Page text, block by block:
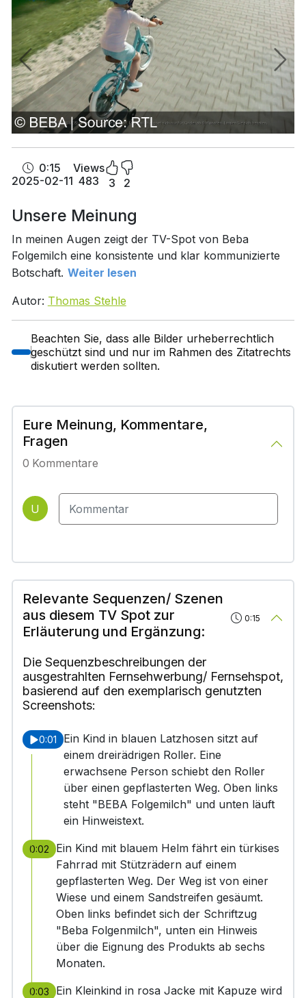
0:15
2025-02-11
Views
483
3 2
Unsere Meinung
In meinen Augen zeigt der TV-Spot von Beba
Folgemilch eine konsistente und klar kommunizierte
Botschaft. Weiter lesen
Autor: Thomas Stehle
Beachten Sie, dass alle Bilder urheberrechtlich
geschützt sind und nur im Rahmen des Zitatrechts
diskutiert werden sollten.
Eure Meinung, Kommentare,
Fragen
0 Kommentare
U
Relevante Sequenzen/ Szenen
aus diesem TV Spot zur
Erläuterung und Ergänzung:
0:15
Die Sequenzbeschreibungen der
ausgestrahlten Fernsehwerbung/ Fernsehspot,
basierend auf den exemplarisch genutzten
Screenshots:
0:01
Ein Kind in blauen Latzhosen sitzt auf
einem dreirädrigen Roller. Eine
erwachsene Person schiebt den Roller
über einen gepflasterten Weg. Oben links
steht "BEBA Folgemilch" und unten läuft
ein Hinweistext.
0:02
Ein Kind mit blauem Helm fährt ein türkises
Fahrrad mit Stützrädern auf einem
gepflasterten Weg. Der Weg ist von einer
Wiese und einem Sandstreifen gesäumt.
Oben links befindet sich der Schriftzug
"Beba Folgenmilch", unten ein Hinweis
über die Eignung des Produkts ab sechs
Monaten.
0:03
Ein Kleinkind in rosa Jacke mit Kapuze wird